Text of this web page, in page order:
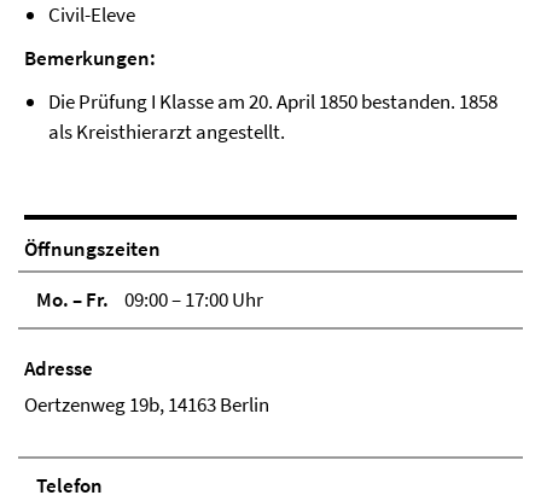
Civil-Eleve
Bemerkungen:
Die Prüfung I Klasse am 20. April 1850 bestanden. 1858
als Kreisthierarzt angestellt.
Öffnungszeiten
Mo. – Fr.
09:00 – 17:00 Uhr
Adresse
Oertzenweg 19b, 14163 Berlin
Telefon